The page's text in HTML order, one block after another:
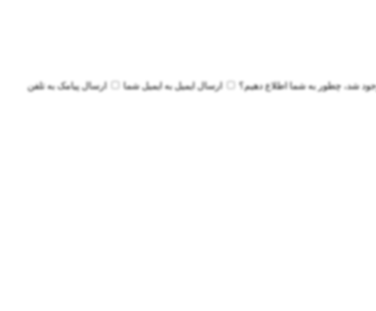
شد، چطور به شما اطلاع دهیم؟ ارسال ایمیل به ایمیل شما ارسال پیامک به تلفن